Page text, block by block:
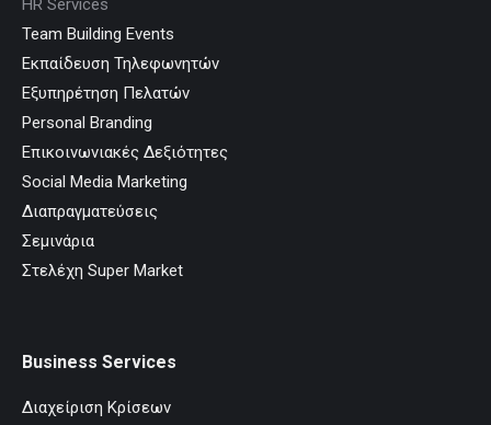
HR Services
Team Building Events
Εκπαίδευση Τηλεφωνητών
Εξυπηρέτηση Πελατών
Personal Branding
Επικοινωνιακές Δεξιότητες
Social Media Marketing
Διαπραγματεύσεις
Σεμινάρια
Στελέχη Super Market
Business Services
Διαχείριση Κρίσεων